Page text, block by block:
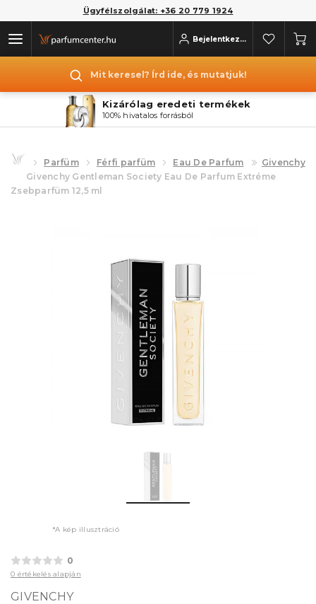
Ügyfélszolgálat: +36 20 779 1924
Bejelentkezés
Mit keresel? Írd ide, és mutatjuk!
Kizárólag eredeti termékek
100% hivatalos forrásból
Parfüm Férfi parfüm Eau De Parfum
Givenchy
Givenchy Gentleman Society Eau De Parfum Extréme
Zsebparfüm 12,5 ml
*A kép illusztráció
0
0 értékelés alapján
GIVENCHY